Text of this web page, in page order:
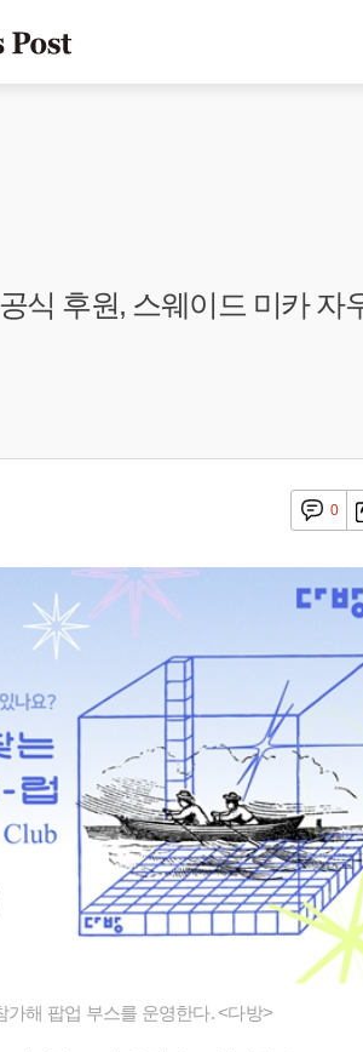
식 후원, 스웨이드 미카 자
0
해 팝업 부스를 운영한다. <다방>